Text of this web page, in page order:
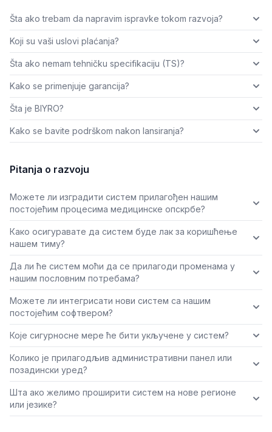
Šta ako trebam da napravim ispravke tokom razvoja?
Koji su vaši uslovi plaćanja?
Šta ako nemam tehničku specifikaciju (TS)?
Kako se primenjuje garancija?
Šta je BIYRO?
Kako se bavite podrškom nakon lansiranja?
Pitanja o razvoju
Можете ли изградити систем прилагођен нашим
постојећим процесима медицинске опскрбе?
Како осигуравате да систем буде лак за коришћење
нашем тиму?
Да ли ће систем моћи да се прилагоди променама у
нашим пословним потребама?
Можете ли интегрисати нови систем са нашим
постојећим софтвером?
Које сигурносне мере ће бити укључене у систем?
Колико је прилагодљив административни панел или
позадински уред?
Шта ако желимо проширити систем на нове регионе
или језике?